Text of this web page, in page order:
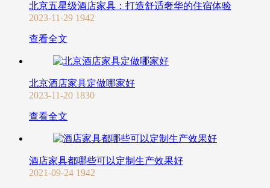
北京五星级酒店家具：打造舒适奢华的住宿体验
2023-11-29 1942
查看全文
北京酒店家具定做哪家好
2023-11-20 1830
查看全文
酒店家具都哪些可以定制生产效果好
2021-09-24 1942